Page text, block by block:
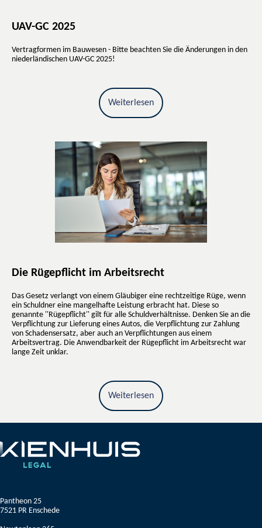
UAV-GC 2025
Vertragformen im Bauwesen - Bitte beachten Sie die Änderungen in den
niederländischen UAV-GC 2025!
Weiterlesen
Die Rügepflicht im Arbeitsrecht
Das Gesetz verlangt von einem Gläubiger eine rechtzeitige Rüge, wenn
ein Schuldner eine mangelhafte Leistung erbracht hat. Diese so
genannte ''Rügepflicht'' gilt für alle Schuldverhältnisse. Denken Sie an die
Verpflichtung zur Lieferung eines Autos, die Verpflichtung zur Zahlung
von Schadensersatz, aber auch an Verpflichtungen aus einem
Arbeitsvertrag. Die Anwendbarkeit der Rügepflicht im Arbeitsrecht war
lange Zeit unklar.
Weiterlesen
Pantheon 25
7521 PR Enschede